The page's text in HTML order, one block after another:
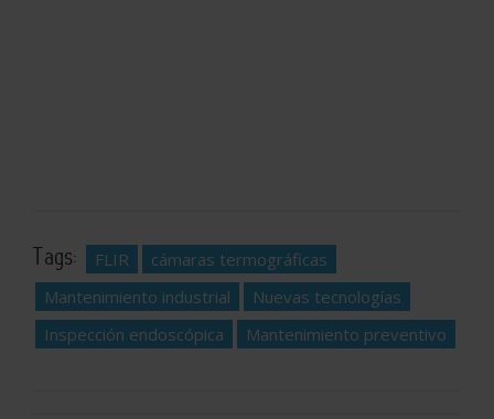
Tags: FLIR
cámaras termográficas
Mantenimiento industrial
Nuevas tecnologías
Inspección endoscópica
Mantenimiento preventivo